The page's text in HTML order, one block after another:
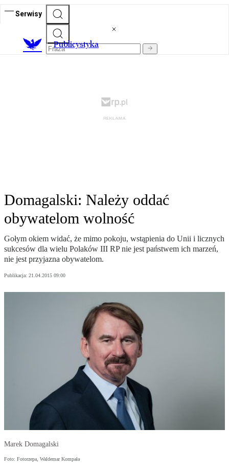
Serwisy
Publicystyka
Domagalski: Należy oddać
obywatelom wolność
Gołym okiem widać, że mimo pokoju, wstąpienia do Unii i licznych
sukcesów dla wielu Polaków III RP nie jest państwem ich marzeń,
nie jest przyjazna obywatelom.
Publikacja: 21.04.2015 09:00
Marek Domagalski
Foto: Fotorzepa, Waldemar Kompała